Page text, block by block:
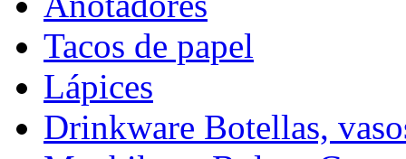
Tacos de papel
Lápices
Drinkware Botellas,